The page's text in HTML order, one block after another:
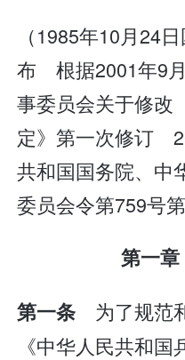
（1985年10月24
布 根据2001年9
事委员会关于修改
定》第一次修订
共和国国务院、中
委员会令第759号
第一
第一条 为了规范
《中华人民共和